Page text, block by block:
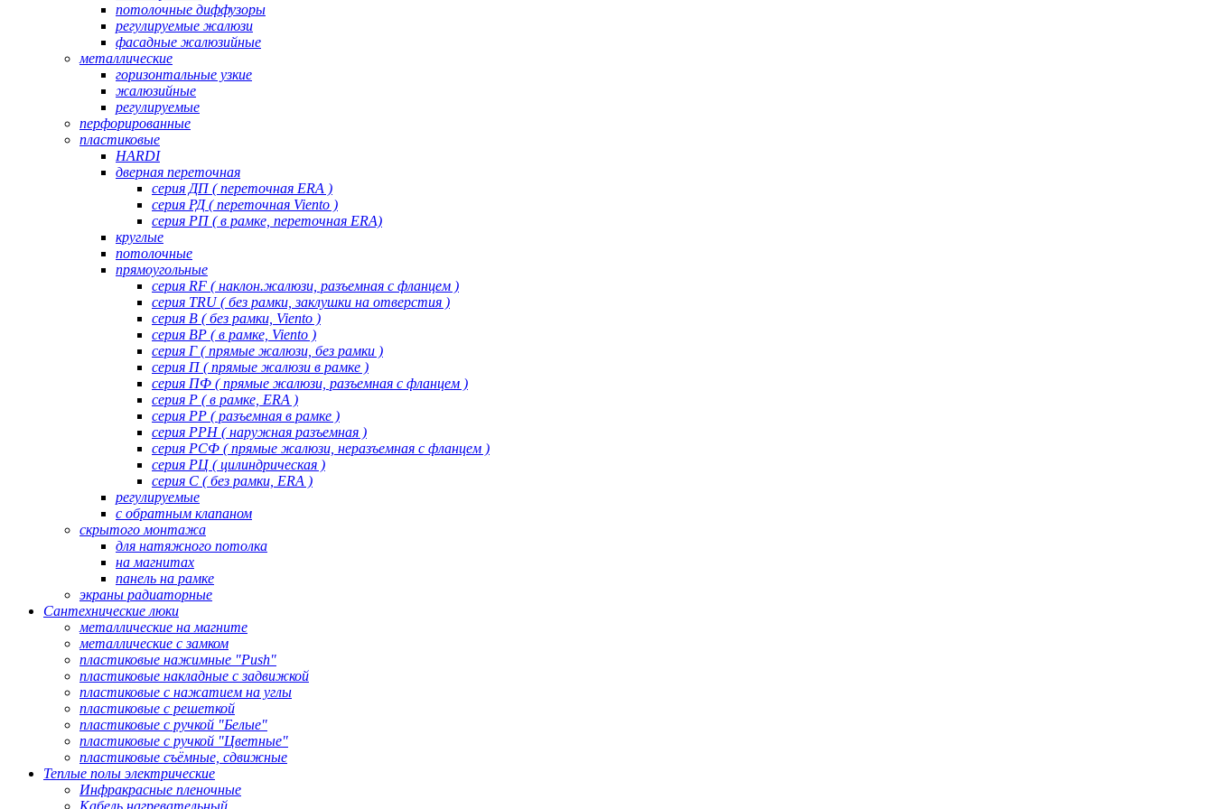
потолочные диффузоры
регулируемые жалюзи
фасадные жалюзийные
металлические
горизонтальные узкие
жалюзийные
регулируемые
перфорированные
пластиковые
HARDI
дверная переточная
серия ДП ( переточная ERA )
серия РД ( переточная Viento )
серия РП ( в рамке, переточная ERA)
круглые
потолочные
прямоугольные
серия RF ( наклон.жалюзи, разъемная с фланцем )
серия TRU ( без рамки, заклушки на отверстия )
серия В ( без рамки, Viento )
серия ВР ( в рамке, Viento )
серия Г ( прямые жалюзи, без рамки )
серия П ( прямые жалюзи в рамке )
серия ПФ ( прямые жалюзи, разъемная с фланцем )
серия Р ( в рамке, ERA )
серия РР ( разъемная в рамке )
серия РРН ( наружная разъемная )
серия РСФ ( прямые жалюзи, неразъемная с фланцем )
серия РЦ ( цилиндрическая )
серия С ( без рамки, ERA )
регулируемые
с обратным клапаном
скрытого монтажа
для натяжного потолка
на магнитах
панель на рамке
экраны радиаторные
Сантехнические люки
металлические на магните
металлические с замком
пластиковые нажимные "Push"
пластиковые накладные с задвижкой
пластиковые с нажатием на углы
пластиковые с решеткой
пластиковые с ручкой "Белые"
пластиковые с ручкой "Цветные"
пластиковые съёмные, сдвижные
Теплые полы электрические
Инфракрасные пленочные
Кабель нагревательный